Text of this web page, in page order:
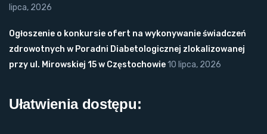
lipca, 2026
Ogłoszenie o konkursie ofert na wykonywanie świadczeń
zdrowotnych w Poradni Diabetologicznej zlokalizowanej
przy ul. Mirowskiej 15 w Częstochowie10 lipca, 2026
Ułatwienia dostępu: